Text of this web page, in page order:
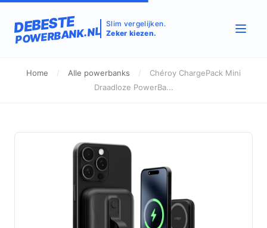
DEBESTE
POWERBANK.NL
Slim vergelijken.
Zeker kiezen.
Home / Alle powerbanks /
Chéroy ChargePack Mini
Draadloze PowerBa...